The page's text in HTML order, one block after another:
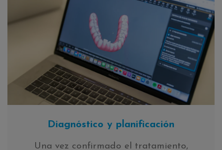
Diagnóstico y planificación
Una vez confirmado el tratamiento,